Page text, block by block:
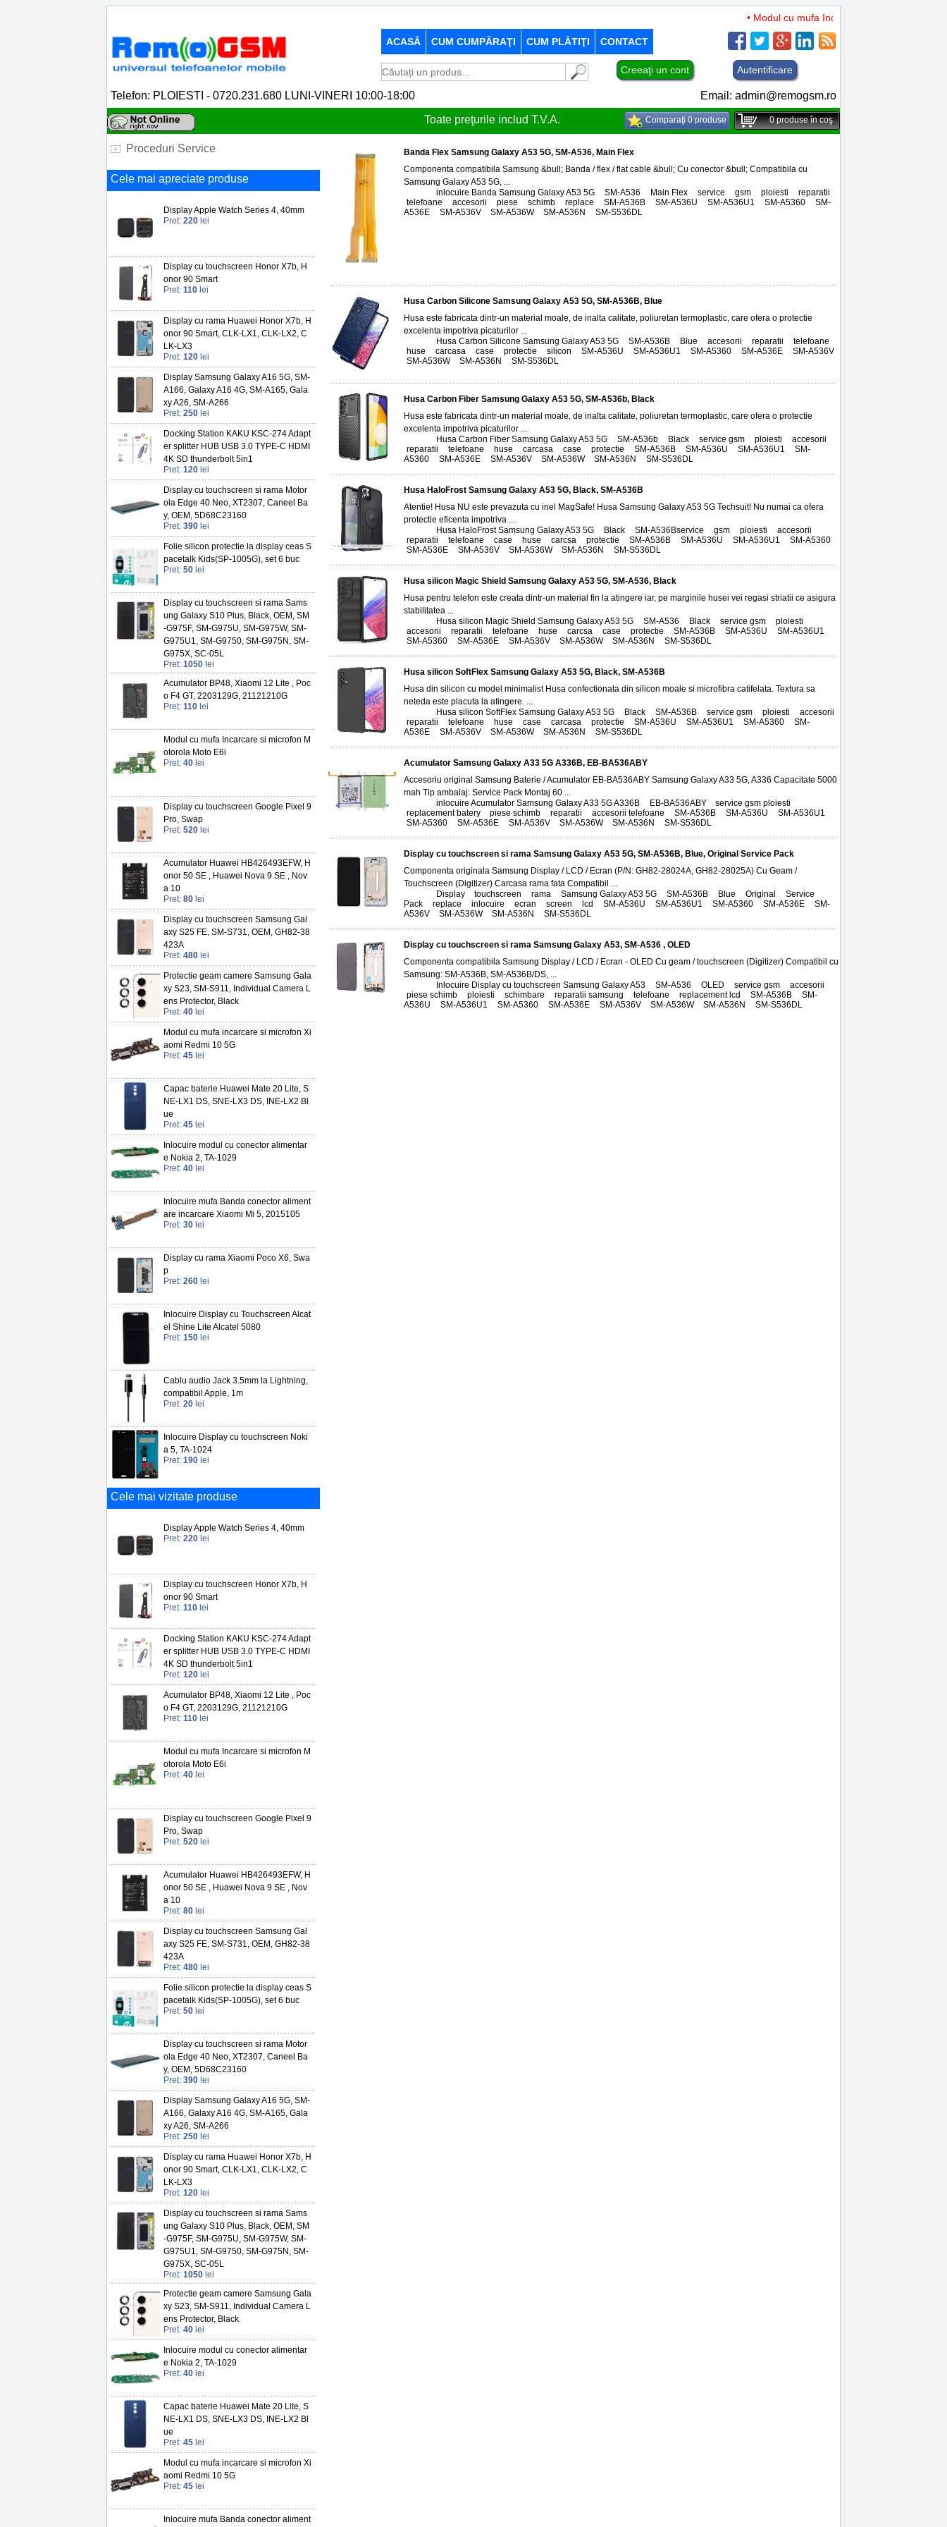
• Modul cu mufa Incarcare si microfon TCL 50
ACASĂ CUM CUMPĂRAŢI CUM PLĂTIŢI CONTACT
Creeaţi un cont Autentificare
Telefon: PLOIESTI - 0720.231.680 LUNI-VINERI 10:00-18:00 Email: admin@remogsm.ro
Toate preţurile includ T.V.A.
Comparaţi 0 produse 0produse în coş
Proceduri Service
Cele mai apreciate produse
Display Apple Watch Series 4, 40mm
Pret: 220 lei
Display cu touchscreen Honor X7b, H
onor 90 Smart
Pret: 110 lei
Display cu rama Huawei Honor X7b, H
onor 90 Smart, CLK-LX1, CLK-LX2, C
LK-LX3
Pret: 120 lei
Display Samsung Galaxy A16 5G, SM-
A166, Galaxy A16 4G, SM-A165, Gala
xy A26, SM-A266
Pret: 250 lei
Docking Station KAKU KSC-274 Adapt
er splitter HUB USB 3.0 TYPE-C HDMI
4K SD thunderbolt 5in1
Pret: 120 lei
Display cu touchscreen si rama Motor
ola Edge 40 Neo, XT2307, Caneel Ba
y, OEM, 5D68C23160
Pret: 390 lei
Folie silicon protectie la display ceas S
pacetalk Kids(SP-1005G), set 6 buc
Pret: 50 lei
Display cu touchscreen si rama Sams
ung Galaxy S10 Plus, Black, OEM, SM
-G975F, SM-G975U, SM-G975W, SM-
G975U1, SM-G9750, SM-G975N, SM-
G975X, SC-05L
Pret: 1050 lei
Acumulator BP48, Xiaomi 12 Lite , Poc
o F4 GT, 2203129G, 21121210G
Pret: 110 lei
Modul cu mufa Incarcare si microfon M
otorola Moto E6i
Pret: 40 lei
Display cu touchscreen Google Pixel 9
Pro, Swap
Pret: 520 lei
Acumulator Huawei HB426493EFW, H
onor 50 SE , Huawei Nova 9 SE , Nov
a 10
Pret: 80 lei
Display cu touchscreen Samsung Gal
axy S25 FE, SM-S731, OEM, GH82-38
423A
Pret: 480 lei
Protectie geam camere Samsung Gala
xy S23, SM-S911, Individual Camera L
ens Protector, Black
Pret: 40 lei
Modul cu mufa incarcare si microfon Xi
aomi Redmi 10 5G
Pret: 45 lei
Capac baterie Huawei Mate 20 Lite, S
NE-LX1 DS, SNE-LX3 DS, INE-LX2 Bl
ue
Pret: 45 lei
Inlocuire modul cu conector alimentar
e Nokia 2, TA-1029
Pret: 40 lei
Inlocuire mufa Banda conector aliment
are incarcare Xiaomi Mi 5, 2015105
Pret: 30 lei
Display cu rama Xiaomi Poco X6, Swa
p
Pret: 260 lei
Inlocuire Display cu Touchscreen Alcat
el Shine Lite Alcatel 5080
Pret: 150 lei
Cablu audio Jack 3.5mm la Lightning,
compatibil Apple, 1m
Pret: 20 lei
Inlocuire Display cu touchscreen Noki
a 5, TA-1024
Pret: 190 lei
Cele mai vizitate produse
Display Apple Watch Series 4, 40mm
Pret: 220 lei
Display cu touchscreen Honor X7b, H
onor 90 Smart
Pret: 110 lei
Docking Station KAKU KSC-274 Adapt
er splitter HUB USB 3.0 TYPE-C HDMI
4K SD thunderbolt 5in1
Pret: 120 lei
Acumulator BP48, Xiaomi 12 Lite , Poc
o F4 GT, 2203129G, 21121210G
Pret: 110 lei
Modul cu mufa Incarcare si microfon M
otorola Moto E6i
Pret: 40 lei
Display cu touchscreen Google Pixel 9
Pro, Swap
Pret: 520 lei
Acumulator Huawei HB426493EFW, H
onor 50 SE , Huawei Nova 9 SE , Nov
a 10
Pret: 80 lei
Display cu touchscreen Samsung Gal
axy S25 FE, SM-S731, OEM, GH82-38
423A
Pret: 480 lei
Folie silicon protectie la display ceas S
pacetalk Kids(SP-1005G), set 6 buc
Pret: 50 lei
Display cu touchscreen si rama Motor
ola Edge 40 Neo, XT2307, Caneel Ba
y, OEM, 5D68C23160
Pret: 390 lei
Display Samsung Galaxy A16 5G, SM-
A166, Galaxy A16 4G, SM-A165, Gala
xy A26, SM-A266
Pret: 250 lei
Display cu rama Huawei Honor X7b, H
onor 90 Smart, CLK-LX1, CLK-LX2, C
LK-LX3
Pret: 120 lei
Display cu touchscreen si rama Sams
ung Galaxy S10 Plus, Black, OEM, SM
-G975F, SM-G975U, SM-G975W, SM-
G975U1, SM-G9750, SM-G975N, SM-
G975X, SC-05L
Pret: 1050 lei
Protectie geam camere Samsung Gala
xy S23, SM-S911, Individual Camera L
ens Protector, Black
Pret: 40 lei
Inlocuire modul cu conector alimentar
e Nokia 2, TA-1029
Pret: 40 lei
Capac baterie Huawei Mate 20 Lite, S
NE-LX1 DS, SNE-LX3 DS, INE-LX2 Bl
ue
Pret: 45 lei
Modul cu mufa incarcare si microfon Xi
aomi Redmi 10 5G
Pret: 45 lei
Inlocuire mufa Banda conector aliment
Banda Flex Samsung Galaxy A53 5G, SM-A536, Main Flex
Componenta compatibila Samsung &bull; Banda / flex / flat cable &bull; Cu conector &bull; Compatibila cu
Samsung Galaxy A53 5G, ...
inlocuire Banda Samsung Galaxy A53 5G SM-A536 Main Flex service gsm ploiesti reparatii
telefoane
accesorii piese schimb replace SM-A536B SM-A536U SM-A536U1 SM-A5360
SM-
A536E
SM-A536V, SM-A536W, SM-A536N SM-S536DL
Husa Carbon Silicone Samsung Galaxy A53 5G, SM-A536B, Blue
Husa este fabricata dintr-un material moale, de inalta calitate, poliuretan termoplastic, care ofera o protectie
excelenta impotriva picaturilor ...
Husa Carbon Silicone Samsung Galaxy A53 5G SM-A536B Blue accesorii reparatii telefoane
huse
carcasa case protectie silicon SM-A536U SM-A536U1 SM-A5360 SM-A536E SM-A536V,
SM-A536W, SM-A536N SM-S536DL
Husa Carbon Fiber Samsung Galaxy A53 5G, SM-A536b, Black
Husa este fabricata dintr-un material moale, de inalta calitate, poliuretan termoplastic, care ofera o protectie
excelenta impotriva picaturilor ...
Husa Carbon Fiber Samsung Galaxy A53 5G SM-A536b Black service gsm ploiesti accesorii
reparatii
telefoane huse carcasa case protectie SM-A536B SM-A536U SM-A536U1
SM-
A5360
SM-A536E SM-A536V, SM-A536W, SM-A536N SM-S536DL
Husa HaloFrost Samsung Galaxy A53 5G, Black, SM-A536B
Atentie! Husa NU este prevazuta cu inel MagSafe! Husa Samsung Galaxy A53 5G Techsuit! Nu numai ca ofera
protectie eficenta impotriva ...
Husa HaloFrost Samsung Galaxy A53 5G Black SM-A536Bservice gsm ploiesti accesorii
reparatii
telefoane case huse carcsa protectie SM-A536B SM-A536U SM-A536U1 SM-A5360
SM-A536E
SM-A536V, SM-A536W, SM-A536N SM-S536DL
Husa silicon Magic Shield Samsung Galaxy A53 5G, SM-A536, Black
Husa pentru telefon este creata dintr-un material fin la atingere iar, pe marginile husei vei regasi striatii ce asigura
stabilitatea ...
Husa silicon Magic Shield Samsung Galaxy A53 5G SM-A536 Black service gsm ploiesti
accesorii
reparatii telefoane huse carcsa case protectie SM-A536B SM-A536U SM-A536U1
SM-A5360
SM-A536E SM-A536V, SM-A536W, SM-A536N SM-S536DL
Husa silicon SoftFlex Samsung Galaxy A53 5G, Black, SM-A536B
Husa din silicon cu model minimalist Husa confectionata din silicon moale si microfibra catifelata. Textura sa
neteda este placuta la atingere. ...
Husa silicon SoftFlex Samsung Galaxy A53 5G Black SM-A536B service gsm ploiesti accesorii
reparatii
telefoane huse case carcasa protectie SM-A536U SM-A536U1 SM-A5360
SM-
A536E
SM-A536V, SM-A536W, SM-A536N SM-S536DL
Acumulator Samsung Galaxy A33 5G A336B, EB-BA536ABY
Accesoriu original Samsung Baterie / Acumulator EB-BA536ABY Samsung Galaxy A33 5G, A336 Capacitate 5000
mah Tip ambalaj: Service Pack Montaj 60 ...
inlocuire Acumulator Samsung Galaxy A33 5G A336B EB-BA536ABY, service gsm ploiesti
replacement batery, piese schimb reparatii accesorii telefoane SM-A536B SM-A536U SM-A536U1
SM-A5360
SM-A536E SM-A536V, SM-A536W, SM-A536N SM-S536DL
Display cu touchscreen si rama Samsung Galaxy A53 5G, SM-A536B, Blue, Original Service Pack
Componenta originala Samsung Display / LCD / Ecran (P/N: GH82-28024A, GH82-28025A) Cu Geam /
Touchscreen (Digitizer) Carcasa rama fata Compatibil ...
Display, touchscreen rama Samsung Galaxy A53 5G SM-A536B Blue Original
Service
Pack
replace inlocuire ecran screen lcd SM-A536U SM-A536U1 SM-A5360 SM-A536E
SM-
A536V, SM-A536W, SM-A536N SM-S536DL
Display cu touchscreen si rama Samsung Galaxy A53, SM-A536 , OLED
Componenta compatibila Samsung Display / LCD / Ecran - OLED Cu geam / touchscreen (Digitizer) Compatibil cu
Samsung: SM-A536B, SM-A536B/DS, ...
Inlocuire Display cu touchscreen Samsung Galaxy A53 SM-A536 OLED service gsm accesorii
piese schimb
ploiesti schimbare reparatii samsung telefoane replacement lcd SM-A536B
SM-
A536U
SM-A536U1 SM-A5360 SM-A536E SM-A536V, SM-A536W, SM-A536N SM-S536DL